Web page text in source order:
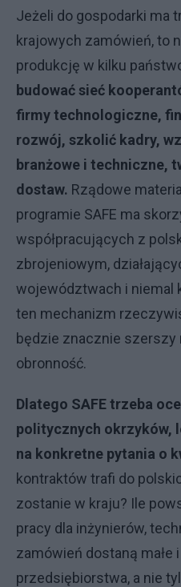
Jeżeli do gospodarki ma
krajowych zamówień, to
produkcję w kilku
budować sieć
firmy technologiczne,
rozwój, szkolić kadry,
branżowe i techniczne,
dostaw. Rządowe
programie SAFE ma
współpracujących z
zbrojeniowym,
województwach i niemal
ten mechanizm
będzie znacznie szerszy
obronność.
Dlatego SAFE trzeba
politycznych okrzyków,
na konkretne pytania o
kontraktów trafi do
zostanie w kraju? Ile
pracy dla inżynierów,
zamówień dostaną małe
przedsiębiorstwa, a nie